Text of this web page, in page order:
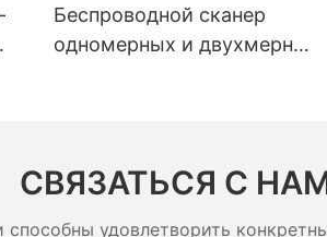
Беспроводной сканер
одномерных и двухмерных
СВЯЗАТЬСЯ С
удовлетворить